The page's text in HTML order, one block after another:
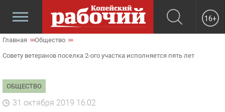
16+
Главная Общество
Совету ветеранов поселка 2-ого участка исполняется пять лет
ОБЩЕСТВО
31 октября 2019 16:02